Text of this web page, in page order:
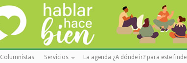
Columnistas Servicios La agenda ¿A dónde ir? para este finde